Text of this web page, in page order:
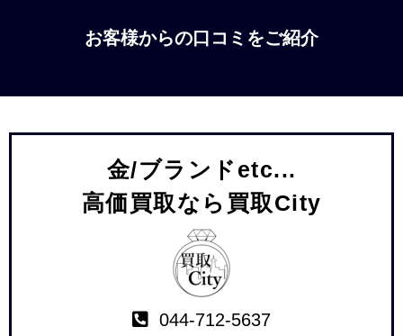
お客様からの口コミをご紹介
金/ブランドetc...
高価買取なら買取City
044-712-5637